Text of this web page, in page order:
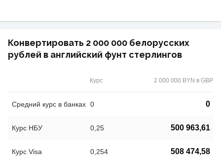
Конвертировать 2 000 000 белорусских
рублей в английский фунт стерлингов
Курс 2 000 000 BYN в GBP
Средний курс в банках 0 0
Курс НБУ 0,25 500 963,61
Курс Visa 0,254 508 474,58